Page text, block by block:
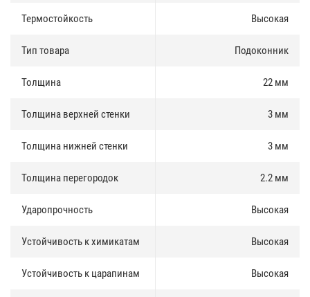
Термостойкость Высокая
Тип товара Подоконник
Толщина 22 мм
Толщина верхней стенки 3 мм
Толщина нижней стенки 3 мм
Толщина перегородок 2.2 мм
Ударопрочность Высокая
Устойчивость к химикатам Высокая
Устойчивость к царапинам Высокая